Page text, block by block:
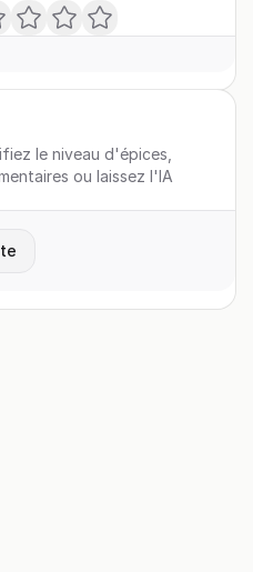
le niveau d'épices,
ou laissez l'IA